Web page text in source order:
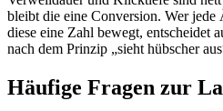
bleibt die eine Conversion. Wer jede
diese eine Zahl bewegt, entscheidet
nach dem Prinzip „sieht hübscher
Häufige Fragen zur